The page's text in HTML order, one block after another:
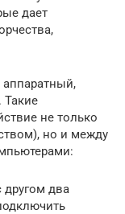
дает
Такие
не только
но и между
другом два